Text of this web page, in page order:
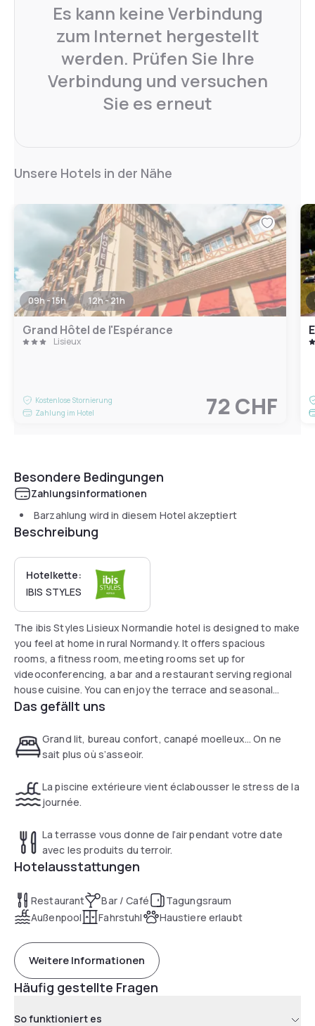
Es kann keine Verbindung
zum Internet hergestellt
werden. Prüfen Sie Ihre
Verbindung und versuchen
Sie es erneut
Unsere Hotels in der Nähe
09h - 15h 12h - 21h
Grand Hôtel de l'Espérance
Lisieux
Kostenlose Stornierung
Zahlung im Hotel
72 CHF
Besondere Bedingungen
Zahlungsinformationen
Barzahlung wird in diesem Hotel akzeptiert
Beschreibung
Hotelkette:
IBIS STYLES
The ibis Styles Lisieux Normandie hotel is designed to make
you feel at home in rural Normandy. It offers spacious
rooms, a fitness room, meeting rooms set up for
videoconferencing, a bar and a restaurant serving regional
house cuisine. You can enjoy the terrace and seasonal
outdoor pool, and there's free private parking with 8 EV
Das gefällt uns
Grand lit, bureau confort, canapé moelleux… On ne
sait plus où s’asseoir.
La piscine extérieure vient éclabousser le stress de la
journée.
La terrasse vous donne de l’air pendant votre date
avec les produits du terroir.
Hotelausstattungen
Restaurant Bar / Café
Tagungsraum
Außenpool
Fahrstuhl Haustiere erlaubt
Weitere Informationen
Häufig gestellte Fragen
So funktioniert es